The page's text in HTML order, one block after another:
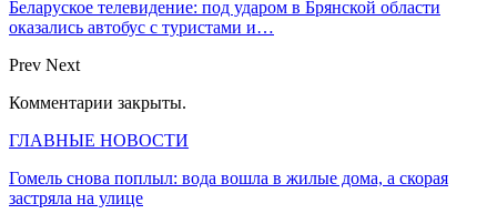
Беларуское телевидение: под ударом в Брянской области
оказались автобус с туристами и…
Prev Next
Комментарии закрыты.
ГЛАВНЫЕ НОВОСТИ
Гомель снова поплыл: вода вошла в жилые дома, а скорая
застряла на улице